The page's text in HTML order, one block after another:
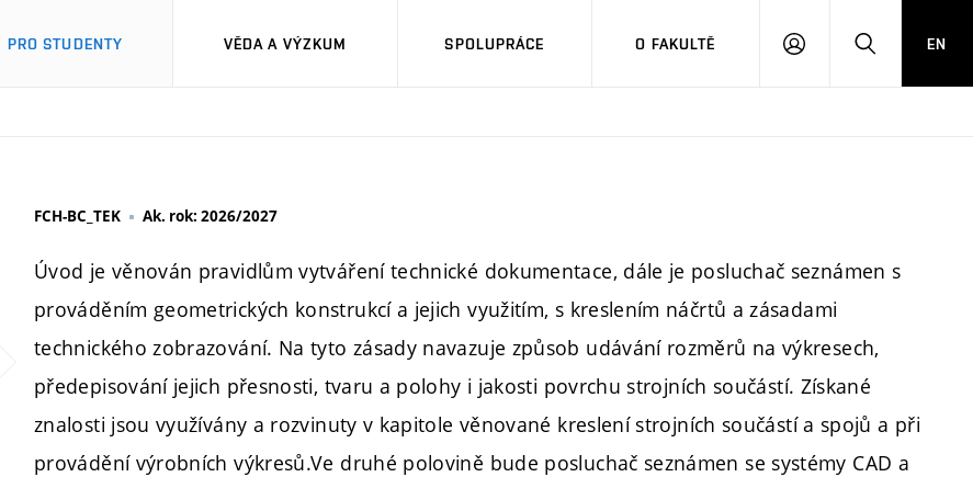
PRO STUDENTY VĚDA A VÝZKUM SPOLUPRÁCE O FAKULTĚ
PŘIHLÁSITHLEDAT
EN
FCH-BC_TEK Ak. rok: 2026/2027
Úvod je věnován pravidlům vytváření technické dokumentace, dále je posluchač seznámen s
prováděním geometrických konstrukcí a jejich využitím, s kreslením náčrtů a zásadami
technického zobrazování. Na tyto zásady navazuje způsob udávání rozměrů na výkresech,
předepisování jejich přesnosti, tvaru a polohy i jakosti povrchu strojních součástí. Získané
znalosti jsou využívány a rozvinuty v kapitole věnované kreslení strojních součástí a spojů a při
provádění výrobních výkresů.Ve druhé polovině bude posluchač seznámen se systémy CAD a